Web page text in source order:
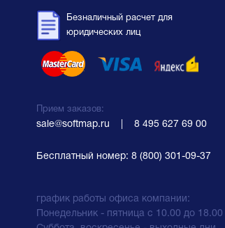
Безналичный расчет для
юридических лиц
Прием заказов:
sale@softmap.ru 8 495 627 69 00
Бесплатный номер: 8 (800) 301-09-37
график работы офиса компании:
Понедельник - пятница с 10.00 до 18.00